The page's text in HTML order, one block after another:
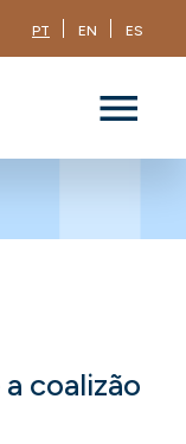
PT EN ES
coalizão